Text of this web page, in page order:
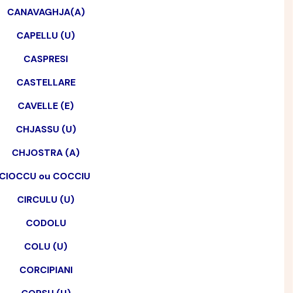
CANAVAGHJA(A)
CAPELLU (U)
CASPRESI
CASTELLARE
CAVELLE (E)
CHJASSU (U)
CHJOSTRA (A)
ou COCCIU
CIRCULU (U)
CODOLU
COLU (U)
CORCIPIANI